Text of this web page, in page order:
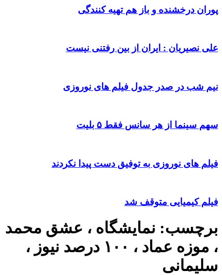
پوران درخشنده و باز هم تهیه کنندگی
علی نصیریان : ایران از بین رفتنی نیست
نیم شب در صدر جدول فیلم های نوروزی
سهم سینما از هر سانس فقط ۵ بلیت
فیلم های نوروزی به توفیق دست پیدا نکردند
فیلم کیمیایی متوقف شد
برچسب: نمایشگاه ، عشق محمد
، موزه عماد ، ۱۰۰ درصد نیوز ،
سلیمانی